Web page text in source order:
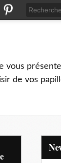
vous
de vos